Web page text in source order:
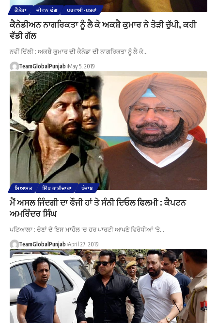
ਕੈਨੇਡਾ ਜੀਵਨ ਢੰਗ ਪਰਵਾਸੀ-ਖ਼ਬਰਾਂ
ਕੈਨੇਡੀਅਨ ਨਾਗਰਿਕਤਾ ਨੂੰ ਲੈ ਕੇ ਅਕਸ਼ੈ ਕੁਮਾਰ ਨੇ ਤੋੜੀ ਚੁੱਪੀ, ਕਹੀ
ਵੱਡੀ ਗੱਲ
ਨਵੀਂ ਦਿੱਲੀ : ਅਕਸ਼ੈ ਕੁਮਾਰ ਦੀ ਕੈਨੇਡਾ ਦੀ ਨਾਗਰਿਕਤਾ ਨੂੰ ਲੈ ਕੇ…
TeamGlobalPunjab May 5, 2019
ਸਿਆਸਤ ਸਿੱਖ ਭਾਈਚਾਰਾ ਪੰਜਾਬ
ਮੈਂ ਅਸਲ ਜਿੰਦਗੀ ਦਾ ਫੌਜੀ ਹਾਂ ਤੇ ਸੰਨੀ ਦਿਓਲ ਫਿਲਮੀ : ਕੈਪਟਨ
ਅਮਰਿੰਦਰ ਸਿੰਘ
ਪਟਿਆਲਾ : ਚੋਣਾਂ ਦੇ ਇਸ ਮਾਹੌਲ 'ਚ ਹਰ ਪਾਰਟੀ ਆਪਣੇ ਵਿਰੋਧੀਆਂ 'ਤੇ…
TeamGlobalPunjab April 27, 2019